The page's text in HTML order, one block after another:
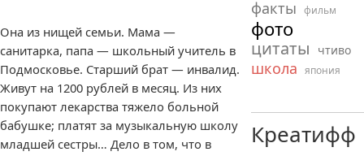
Она из нищей семьи. Мама —
санитарка, папа — школьный учитель в
Подмосковье. Старший брат — инвалид.
Живут на 1200 рублей в месяц. Из них
покупают лекарства тяжело больной
бабушке; платят за музыкальную школу
младшей сестры… Дело в том, что в
Креатифф
факты фильм
фото
цитаты чтиво
школа япония